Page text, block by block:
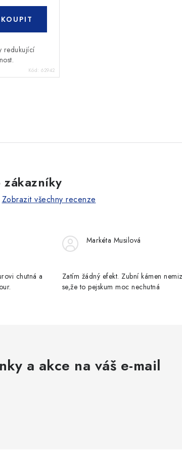
redukující
Kód: 62942
zákazníky
Zobrazit všechny recenze
chutná a
Markéta Musilová
Zatím žádný efekt. Zubní kámen
se,že to pejskum moc nechutná
a akce na váš e-mail